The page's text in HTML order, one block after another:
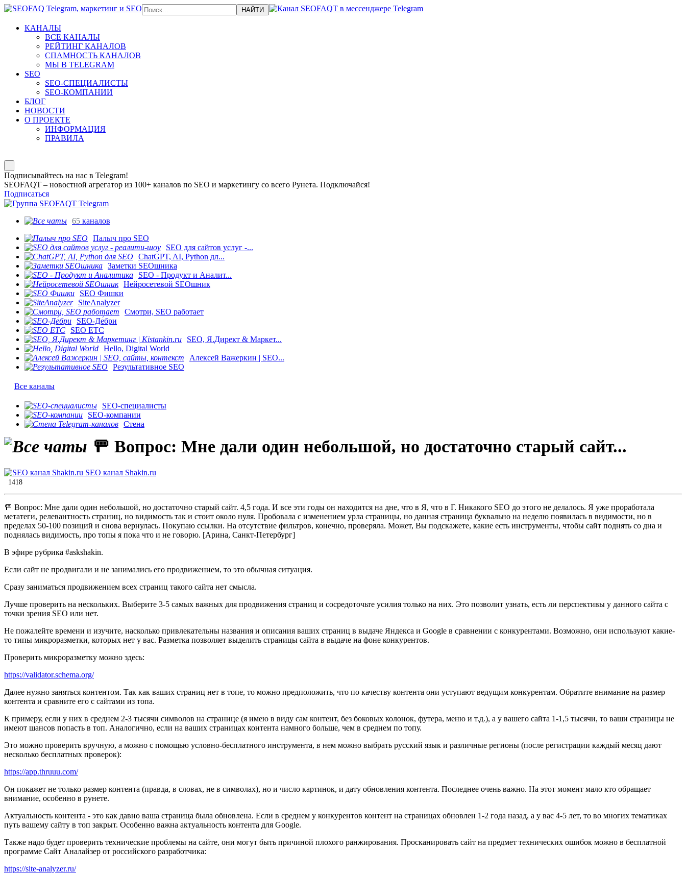
КАНАЛЫ
ВСЕ КАНАЛЫ
РЕЙТИНГ КАНАЛОВ
СПАМНОСТЬ КАНАЛОВ
МЫ В TELEGRAM
SEO
SEO-СПЕЦИАЛИСТЫ
SEO-КОМПАНИИ
БЛОГ
НОВОСТИ
О ПРОЕКТЕ
ИНФОРМАЦИЯ
ПРАВИЛА
Подписывайтесь на нас в Telegram!
SEOFAQT – новостной агрегатор из 100+ каналов по SEO и маркетингу со всего Рунета. Подключайся!
Подписаться
65 каналов
Палыч про SEO
SEO для сайтов услуг -...
ChatGPT, AI, Python дл...
Заметки SEOшника
SEO - Продукт и Аналит...
Нейросетевой SEOшник
SEO Фишки
SiteAnalyzer
Смотри, SEO работает
SEO-Де́бри
SEO ETC
SEO, Я.Директ & Маркет...
Hello, Digital World
Алексей Важеркин | SEO...
Результативное SEO
Все каналы
SEO-специалисты
SEO-компании
Стена
​🚥 Вопрос: Мне дали один небольшой, но достаточно старый сайт...
SEO канал Shakin.ru
1418
​🚥 Вопрос: Мне дали один небольшой, но достаточно старый сайт. 4,5 года. И все эти годы он находится на дне, что в Я, что в Г. Никакого SEO до этого не делалось. Я уже проработала
метатеги, релевантность страниц, но видимость так и стоит около нуля. Пробовала с изменением урла страницы, но данная страница буквально на неделю появилась в видимости, но в
пределах 50-100 позиций и снова вернулась. Покупаю ссылки. На отсутствие фильтров, конечно, проверяла. Может, Вы подскажете, какие есть инструменты, чтобы сайт поднять со дна и
поднялась видимость, про топы я пока что и не говорю. [Арина, Санкт-Петербург]
В эфире рубрика #askshakin.
Если сайт не продвигали и не занимались его продвижением, то это обычная ситуация.
Сразу заниматься продвижением всех страниц такого сайта нет смысла.
Лучше проверить на нескольких. Выберите 3-5 самых важных для продвижения страниц и сосредоточьте усилия только на них. Это позволит узнать, есть ли перспективы у данного сайта с
точки зрения SEO или нет.
Не пожалейте времени и изучите, насколько привлекательны названия и описания ваших страниц в выдаче Яндекса и Google в сравнении с конкурентами. Возможно, они используют какие-
то типы микроразметки, которых нет у вас. Разметка позволяет выделить страницы сайта в выдаче на фоне конкурентов.
Проверить микроразметку можно здесь:
https://validator.schema.org/
Далее нужно заняться контентом. Так как ваших страниц нет в топе, то можно предположить, что по качеству контента они уступают ведущим конкурентам. Обратите внимание на размер
контента и сравните его с сайтами из топа.
К примеру, если у них в среднем 2-3 тысячи символов на странице (я имею в виду сам контент, без боковых колонок, футера, меню и т.д.), а у вашего сайта 1-1,5 тысячи, то ваши страницы не
имеют шансов попасть в топ. Аналогично, если на ваших страницах контента намного больше, чем в среднем по топу.
Это можно проверить вручную, а можно с помощью условно-бесплатного инструмента, в нем можно выбрать русский язык и различные регионы (после регистрации каждый месяц дают
несколько бесплатных проверок):
https://app.thruuu.com/
Он покажет не только размер контента (правда, в словах, не в символах), но и число картинок, и дату обновления контента. Последнее очень важно. На этот момент мало кто обращает
внимание, особенно в рунете.
Актуальность контента - это как давно ваша страница была обновлена. Если в среднем у конкурентов контент на страницах обновлен 1-2 года назад, а у вас 4-5 лет, то во многих тематиках
путь вашему сайту в топ закрыт. Особенно важна актуальность контента для Google.
Также надо будет проверить технические проблемы на сайте, они могут быть причиной плохого ранжирования. Просканировать сайт на предмет технических ошибок можно в бесплатной
программе Сайт Аналайзер от российского разработчика:
https://site-analyzer.ru/